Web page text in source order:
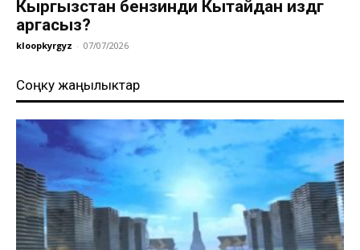
Кыргызстан бензинди Кытайдан издөөгө
аргасыз?
kloopkyrgyz - 07/07/2026
Соңку жаңылыктар